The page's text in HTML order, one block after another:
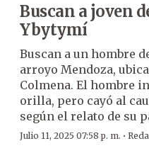
Buscan a joven
Ybytymí
Buscan a un hombre
arroyo Mendoza,
Colmena. El hombre
orilla, pero cayó al
según el relato de su
Julio 11, 2025 07:58 p. m. ·